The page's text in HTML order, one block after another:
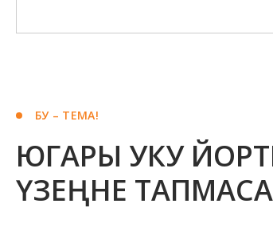
БУ – ТЕМА!
ЮГАРЫ УКУ
ҮЗЕҢНЕ